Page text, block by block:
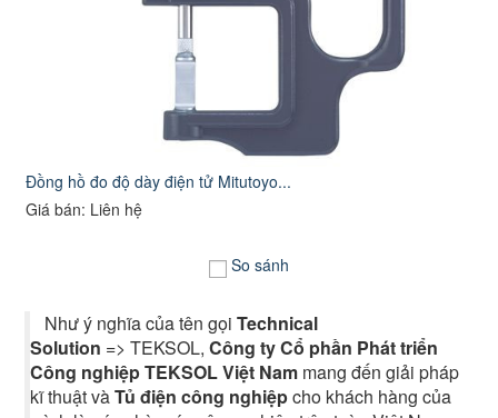
Đồng hồ đo độ dày điện tử Mitutoyo...
Giá bán: Liên hệ
So sánh
Như ý nghĩa của tên gọiTechnical
Solution => TEKSOL,Công ty Cổ phần Phát triển
Công nghiệp TEKSOL Việt Nam mang đến giải pháp
kĩ thuật vàTủ điện công nghiệpcho khách hàng của